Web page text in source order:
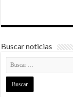
Buscar noticias